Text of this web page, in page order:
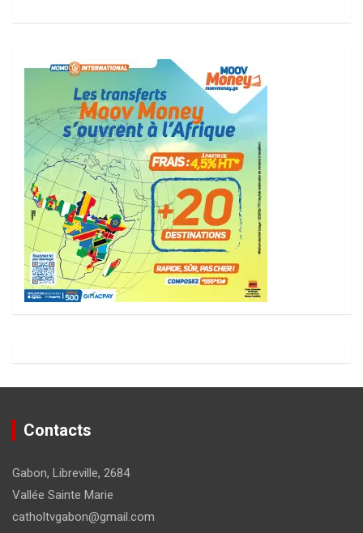
Contacts
Gabon, Libreville, 2684
Vallée Sainte Marie
catholtvgabon@gmail.com